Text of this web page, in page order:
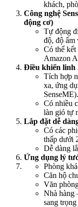
khách,
Công nghệ
động cơ)
Tự động
độ, độ ẩm
Có thể
Amazon
Điều khiển linh
Tích hợp
xa, ứng
SenseME).
Có nhiều
làn gió tự
Lắp đặt dễ
Có các
thấp dưới
Dễ dàng
Ứng dụng lý
Phòng
Căn hộ
Văn
Nhà hàng
sang trọng